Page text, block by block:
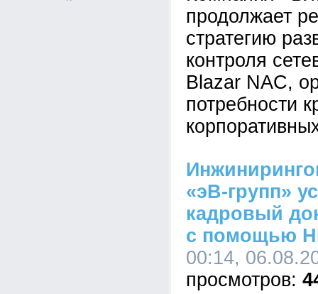
продолжает
стратегию
контроля
Blazar NAC,
потребности
«эВ-групп»
кадровый
с помощью
00:14,